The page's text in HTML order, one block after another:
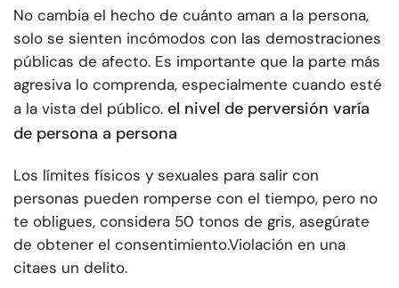
No cambia el hecho de cuánto aman a la persona,
solo se sienten incómodos con las demostraciones
públicas de afecto. Es importante que la parte más
agresiva lo comprenda, especialmente cuando esté
a la vista del público. el nivel de perversión varía
de persona a persona
Los límites físicos y sexuales para salir con
personas pueden romperse con el tiempo, pero no
te obligues, considera 50 tonos de gris, asegúrate
de obtener el consentimiento.Violación en una
citaes un delito.